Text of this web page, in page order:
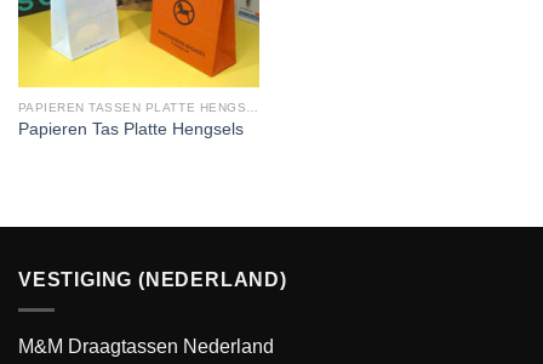
Papieren Tas Platte Hengsels
VESTIGING (NEDERLAND)
M&M Draagtassen Nederland